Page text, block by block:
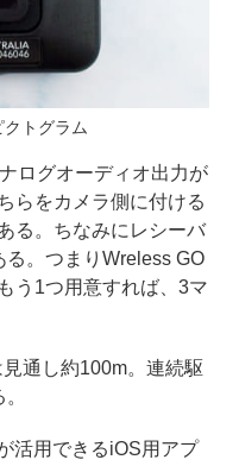
トグラム
ログオーディオ出力が
らをカメラ側に付ける
る。ちなみにレシーバ
。つまりWreless GO
う1つ用意すれば、3マ
通し約100m。連続駆
活用できるiOS用アプ